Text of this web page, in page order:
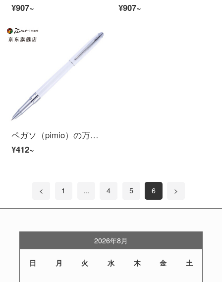
¥907~
¥907~
ペガソ（pimio）の万年筆の財務のペンは特に細くて0.38 mmペン先の男性の女史の執務する成人の学生は字のペンのオルタのシリーズの701磁器の白いことを練習します
¥412~
< 1 ... 4 5 6 >
2026年8月
日 月 火 水 木 金 土